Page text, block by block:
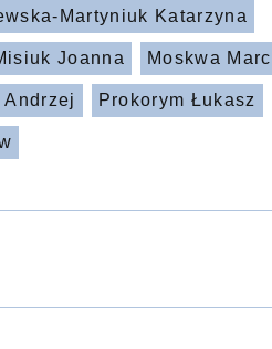
Martyniuk Katarzyna
Joanna Moskwa
Andrzej Prokorym Łukasz